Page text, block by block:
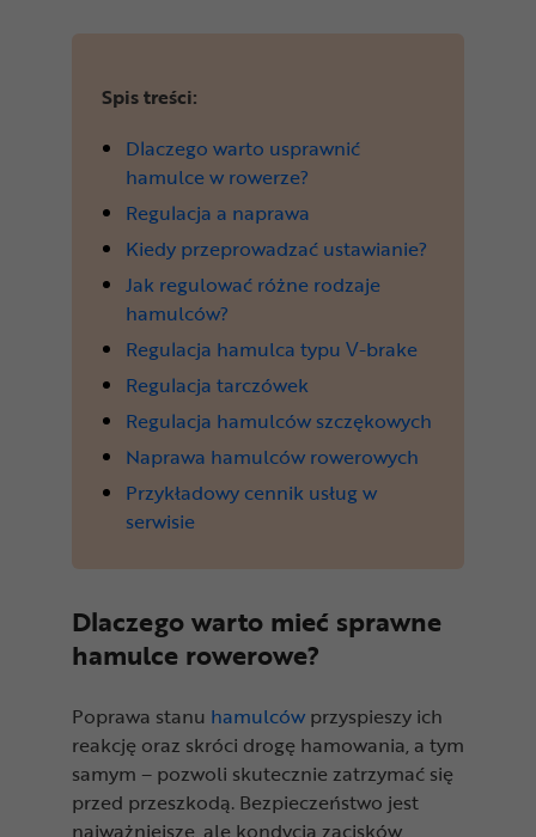
Spis treści:
Dlaczego warto usprawnić
hamulce w rowerze?
Regulacja a naprawa
Kiedy przeprowadzać ustawianie?
Jak regulować różne rodzaje
hamulców?
Regulacja hamulca typu V-brake
Regulacja tarczówek
Regulacja hamulców szczękowych
Naprawa hamulców rowerowych
Przykładowy cennik usług w
serwisie
Dlaczego warto mieć sprawne
hamulce rowerowe?
Poprawa stanu hamulców przyspieszy ich
reakcję oraz skróci drogę hamowania, a tym
samym – pozwoli skutecznie zatrzymać się
przed przeszkodą. Bezpieczeństwo jest
najważniejsze, ale kondycja zacisków,